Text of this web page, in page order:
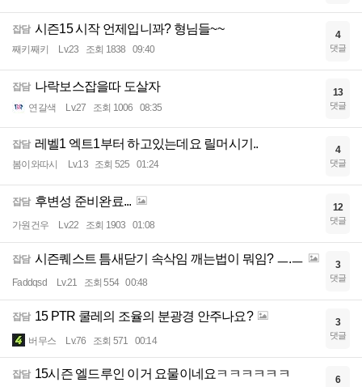
잡담 시즌15 시작 언제입니꽈? 형님들~~
째키째키 Lv.23 조회 1838 09:40
4
댓글
잡담 나락보스잡을따 도살자
연갈색 Lv.27 조회 1006 08:35
13
댓글
잡담 레벨1 엑트1부터 하고있는데요 릴머시기..
봄이와따시 Lv.13 조회 525 01:24
4
댓글
잡담 후변성 준비완료...
가원건우 Lv.22 조회 1903 01:08
12
댓글
잡담 시즌퀘스트 틈새닫기 속삭임 깨는법이 뭐임? ㅡ.ㅡ
Faddqsd Lv.21 조회 554 00:48
3
댓글
잡담 15 PTR 쿨레의 조율의 분광경 안주나요?
버무스 Lv.76 조회 571 00:14
3
댓글
잡담 15시즌 엘드루인 이거 요물이네요ㅋㅋㅋㅋㅋㅋ 6